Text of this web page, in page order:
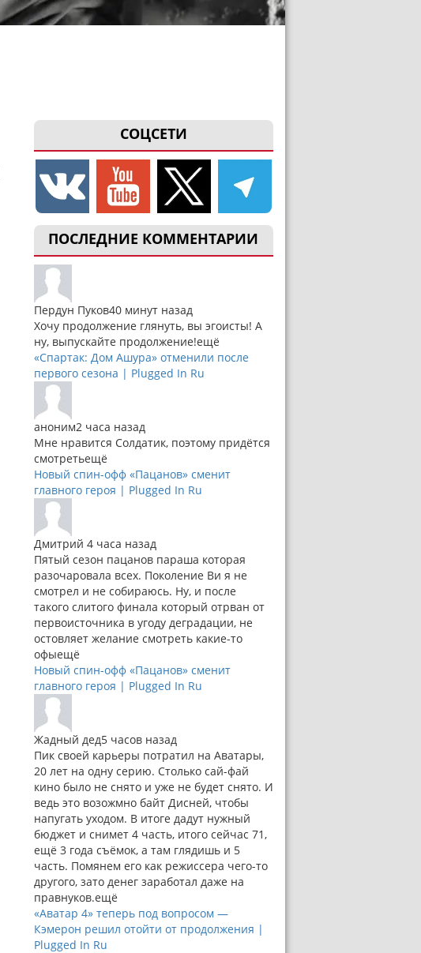
СОЦСЕТИ
ПОСЛЕДНИЕ КОММЕНТАРИИ
Пердун Пуков40 минут назад
Хочу продолжение глянуть, вы эгоисты! А
ну, выпускайте продолжение!ещё
«Спартак: Дом Ашура» отменили после
первого сезона | Plugged In Ru
аноним2 часа назад
Мне нравится Солдатик, поэтому придётся
смотретьещё
Новый спин-офф «Пацанов» сменит
главного героя | Plugged In Ru
Дмитрий 4 часа назад
Пятый сезон пацанов параша которая
разочаровала всех. Поколение Ви я не
смотрел и не собираюсь. Ну, и после
такого слитого финала который отрван от
первоисточника в угоду деградации, не
остовляет желание смотреть какие-то
офыещё
Новый спин-офф «Пацанов» сменит
главного героя | Plugged In Ru
Жадный дед5 часов назад
Пик своей карьеры потратил на Аватары,
20 лет на одну серию. Столько сай-фай
кино было не снято и уже не будет снято. И
ведь это возожмно байт Дисней, чтобы
напугать уходом. В итоге дадут нужный
бюджет и снимет 4 часть, итого сейчас 71,
ещё 3 года съёмок, а там глядишь и 5
часть. Помянем его как режиссера чего-то
другого, зато денег заработал даже на
правнуков.ещё
«Аватар 4» теперь под вопросом —
Кэмерон решил отойти от продолжения |
Plugged In Ru